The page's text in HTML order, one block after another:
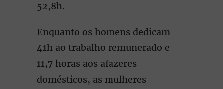
52,8h.
Enquanto os homens dedicam
41h ao trabalho remunerado e
11,7 horas aos afazeres
domésticos, as mulheres